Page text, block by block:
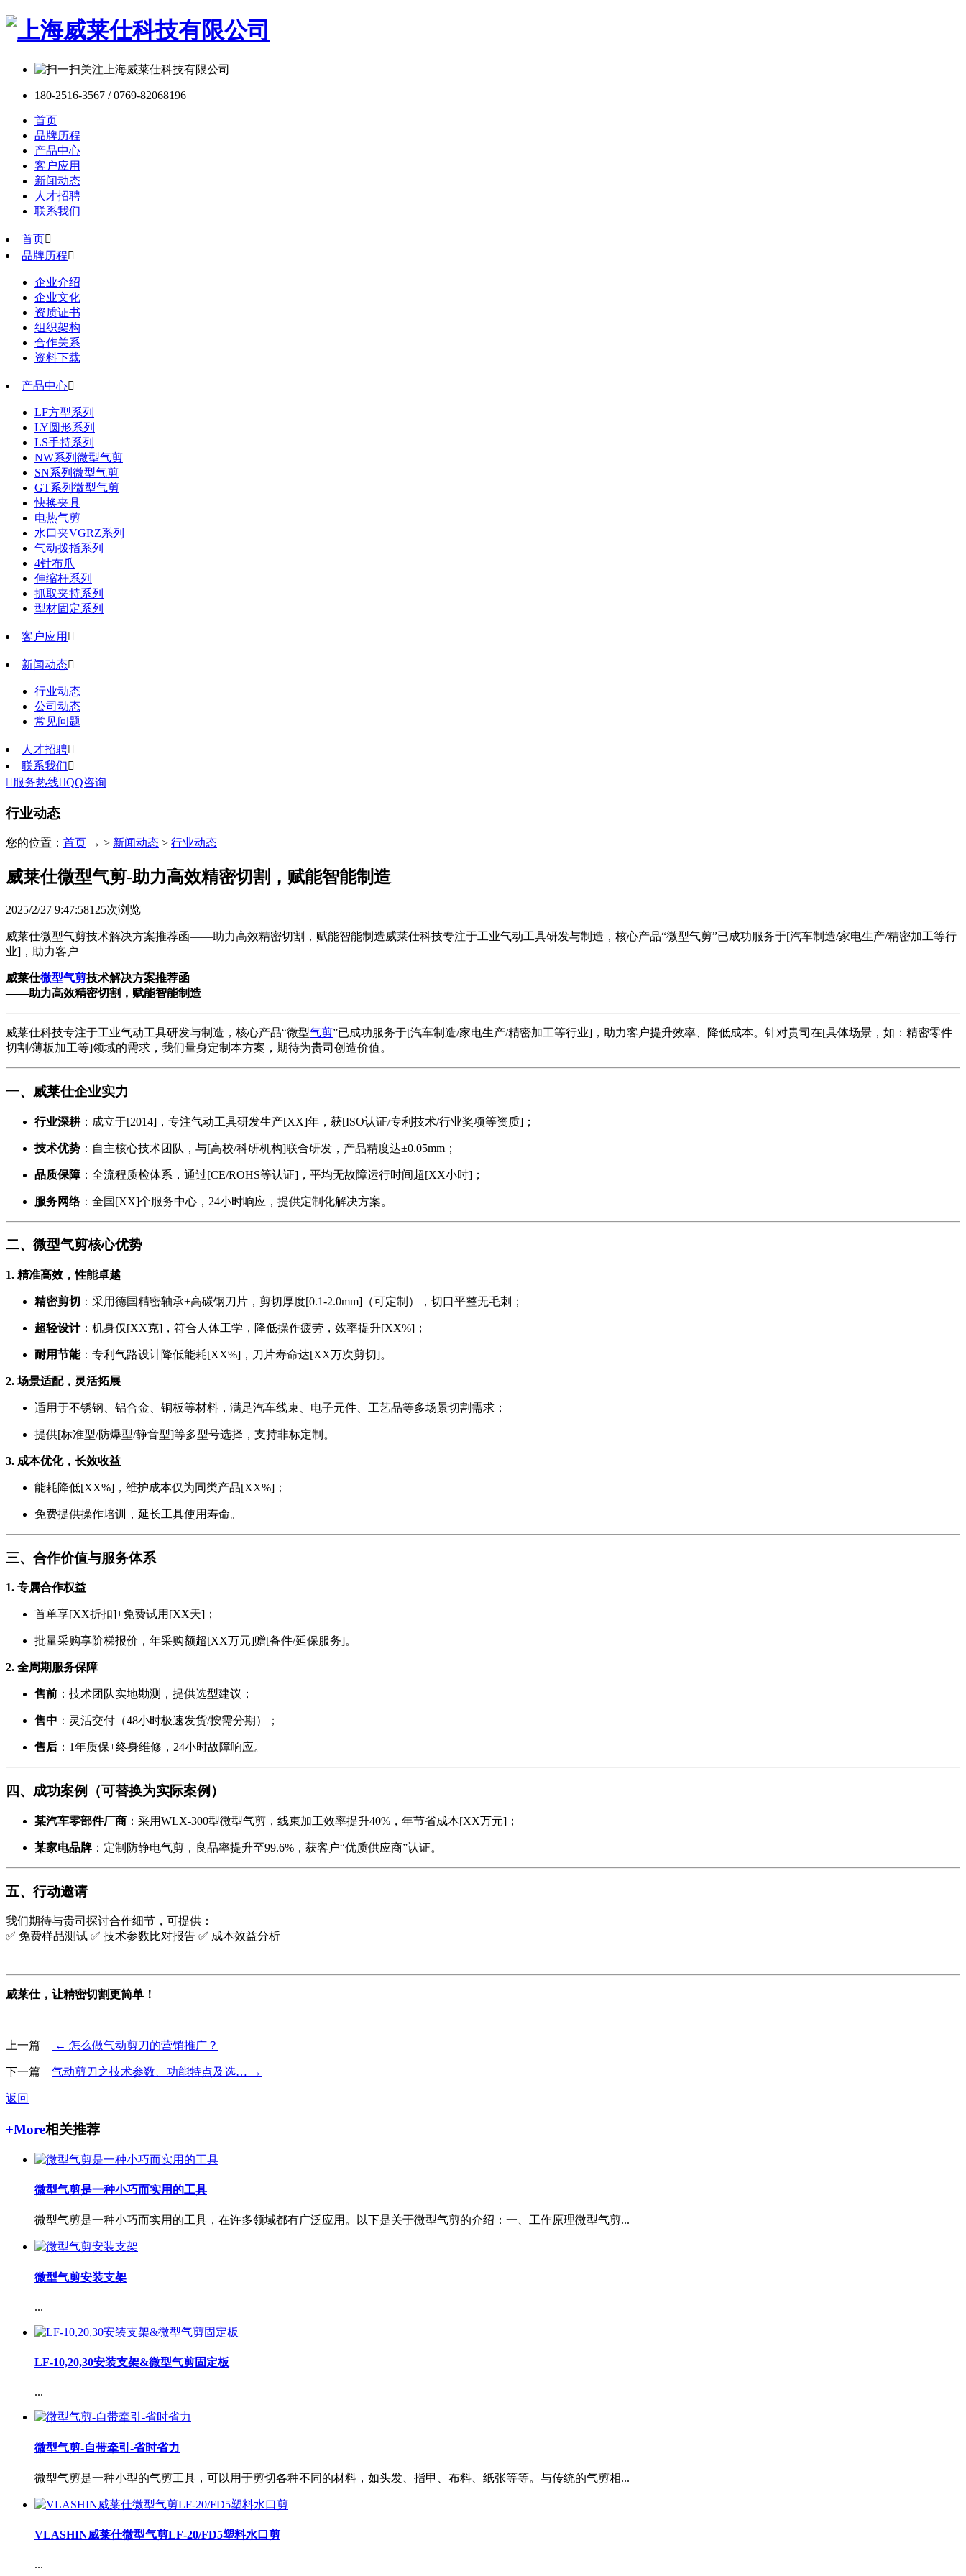
180-2516-3567 / 0769-82068196
首页
品牌历程
产品中心
客户应用
新闻动态
人才招聘
联系我们
首页
品牌历程
企业介绍
企业文化
资质证书
组织架构
合作关系
资料下载
产品中心
LF方型系列
LY圆形系列
LS手持系列
NW系列微型气剪
SN系列微型气剪
GT系列微型气剪
快换夹具
电热气剪
水口夹VGRZ系列
气动拨指系列
4针布爪
伸缩杆系列
抓取夹持系列
型材固定系列
客户应用 
新闻动态
行业动态
公司动态
常见问题
人才招聘
联系我们
 服务热线QQ咨询
行业动态
您的位置： 首页 → > 新闻动态 > 行业动态
威莱仕微型气剪-助力高效精密切割，赋能智能制造
2025/2/27 9:47:58125次浏览
威莱仕微型气剪技术解决方案推荐函——助力高效精密切割，赋能智能制造威莱仕科技专注于工业气动工具研发与制造，核心产品“微型气剪”已成功服务于[汽车制造/家电生产/精密加工等行
业]，助力客户
威莱仕微型气剪技术解决方案推荐函
——助力高效精密切割，赋能智能制造
威莱仕科技专注于工业气动工具研发与制造，核心产品“微型气剪”已成功服务于[汽车制造/家电生产/精密加工等行业]，助力客户提升效率、降低成本。针对贵司在[具体场景，如：精密零件
切割/薄板加工等]领域的需求，我们量身定制本方案，期待为贵司创造价值。
一、威莱仕企业实力
行业深耕：成立于[2014]，专注气动工具研发生产[XX]年，获[ISO认证/专利技术/行业奖项等资质]；
技术优势 ：自主核心技术团队，与[高校/科研机构]联合研发，产品精度达±0.05mm；
品质保障：全流程质检体系，通过[CE/ROHS等认证]，平均无故障运行时间超[XX小时]；
服务网络：全国[XX]个服务中心，24小时响应，提供定制化解决方案。
二、微型气剪核心优势
1. 精准高效，性能卓越
精密剪切 ：采用德国精密轴承+高碳钢刀片，剪切厚度[0.1-2.0mm]（可定制），切口平整无毛刺；
超轻设计：机身仅[XX克]，符合人体工学，降低操作疲劳，效率提升[XX%]；
耐用节能：专利气路设计降低能耗[XX%]，刀片寿命达[XX万次剪切]。
2. 场景适配，灵活拓展
适用于不锈钢、铝合金、铜板等材料，满足汽车线束、电子元件、工艺品等多场景切割需求；
提供[标准型/防爆型/静音型]等多型号选择，支持非标定制。
3. 成本优化，长效收益
能耗降低[XX%]，维护成本仅为同类产品[XX%]；
免费提供操作培训，延长工具使用寿命。
三、合作价值与服务体系
1. 专属合作权益
首单享[XX折扣]+免费试用[XX天]；
批量采购享阶梯报价，年采购额超[XX万元]赠[备件/延保服务]。
2. 全周期服务保障
售前 ：技术团队实地勘测，提供选型建议；
售中 ：灵活交付（48小时极速发货/按需分期）；
售后 ：1年质保+终身维修，24小时故障响应。
四、成功案例（可替换为实际案例）
某汽车零部件厂商 ：采用WLX-300型微型气剪，线束加工效率提升40%，年节省成本[XX万元]；
某家电品牌 ：定制防静电气剪，良品率提升至99.6%，获客户“优质供应商”认证。
五、行动邀请
我们期待与贵司探讨合作细节，可提供：
✅ 免费样品测试 ✅ 技术参数比对报告 ✅ 成本效益分析
威莱仕，让精密切割更简单！
上一篇 ← 怎么做气动剪刀的营销推广？
下一篇 气动剪刀之技术参数、功能特点及选… →
返回
+More相关推荐
微型气剪是一种小巧而实用的工具
微型气剪是一种小巧而实用的工具，在许多领域都有广泛应用。以下是关于微型气剪的介绍：一、工作原理微型气剪...
微型气剪安装支架
...
LF-10,20,30安装支架&微型气剪固定板
...
微型气剪-自带牵引-省时省力
微型气剪是一种小型的气剪工具，可以用于剪切各种不同的材料，如头发、指甲、布料、纸张等等。与传统的气剪相...
VLASHIN威莱仕微型气剪LF-20/FD5塑料水口剪
...